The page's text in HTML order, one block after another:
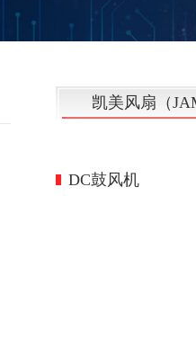
凯美风扇（
DC鼓风机